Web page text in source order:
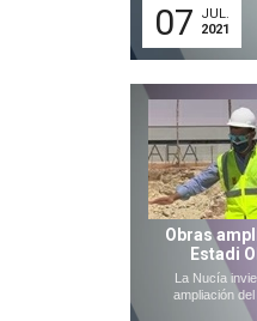
07
JUL.
2021
Obras
Estadi
La Nucía
ampliación